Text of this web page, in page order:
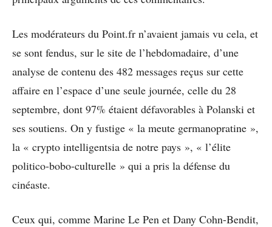
Les modérateurs du Point.fr n’avaient jamais vu cela, et
se sont fendus, sur le site de l’hebdomadaire, d’une
analyse de contenu des 482 messages reçus sur cette
affaire en l’espace d’une seule journée, celle du 28
septembre, dont 97% étaient défavorables à Polanski et
ses soutiens. On y fustige « la meute germanopratine »,
la « crypto intelligentsia de notre pays », « l’élite
politico-bobo-culturelle » qui a pris la défense du
cinéaste.
Ceux qui, comme Marine Le Pen et Dany Cohn-Bendit,